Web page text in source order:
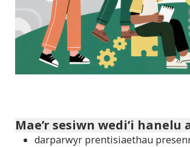
Mae’r sesiwn wedi’i
darparwyr prentisiaethau